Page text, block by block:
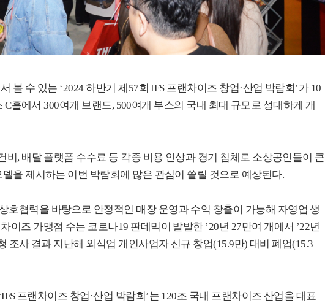
볼 수 있는 ‘2024하반기 제 57회IFS 프랜차이즈 창업·산업 박람회 ’가 10
C홀에서300여개 브랜드, 500여개 부스의 국내 최대 규모로 성대하게 개
비 , 배달 플랫폼 수수료 등 각종 비용 인상과 경기 침체로 소상공인들이 큰
델을 제시하는 이번 박람회에 많은 관심이 쏠릴 것으로 예상된다.
호협력을 바탕으로 안정적인 매장 운영과 수익 창출이 가능해 자영업 생
이즈 가맹점 수는 코로나19 판데믹이 발발한 ’20년 27만여 개에서 ’22년
조사 결과 지난해 외식업 개인사업자 신규 창업(15.9만) 대비 폐업(15.3
프랜차이즈 창업 ·산업 박람회 ’는 120조 국내 프랜차이즈 산업을 대표